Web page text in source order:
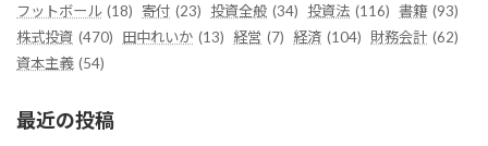
フットボール (18) 寄付 (23) 投資全般 (34) 投資法 (116) 書籍 (93)
株式投資 (470) 田中れいか (13) 経営 (7) 経済 (104) 財務会計 (62)
資本主義 (54)
最近の投稿